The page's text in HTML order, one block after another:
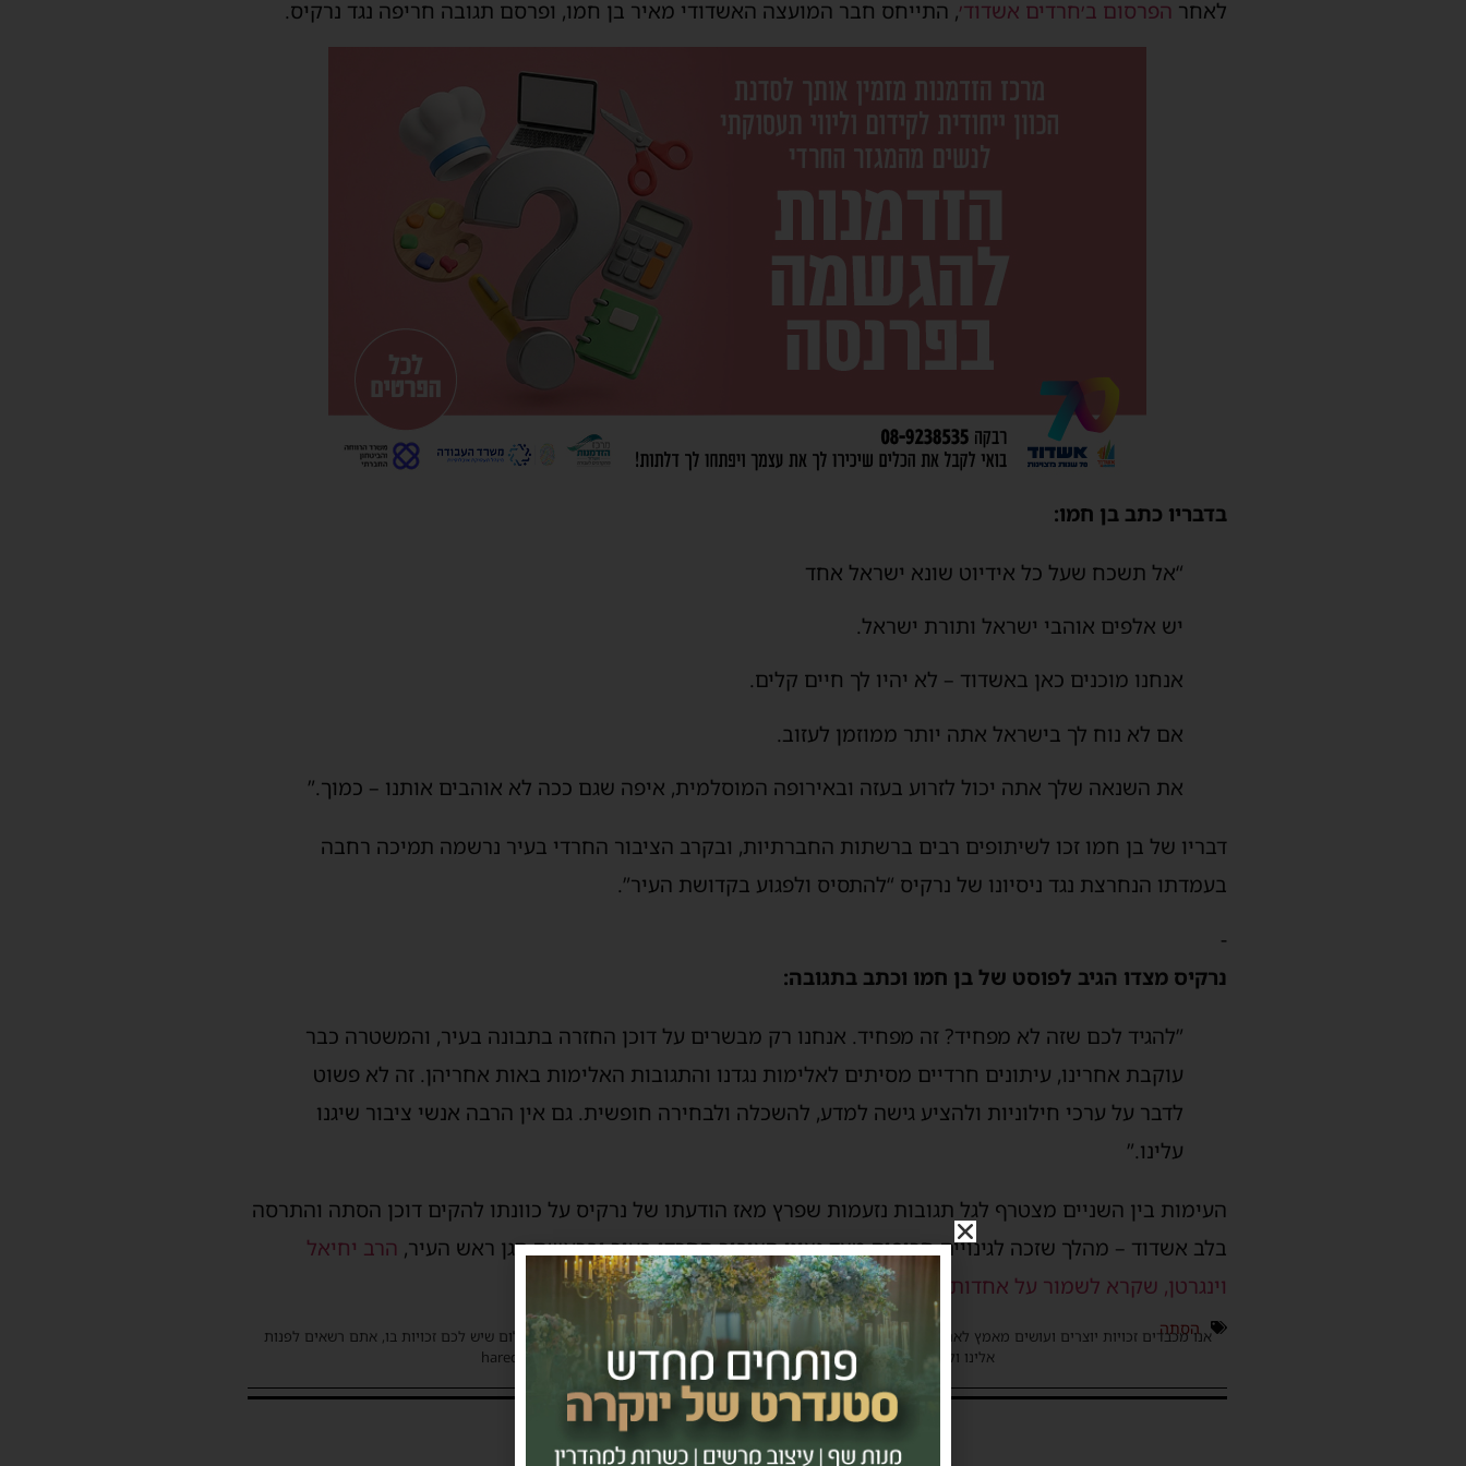
לאחר הפרסום ב׳חרדים אשדוד׳, התייחס חבר המועצה האשדודי מאיר בן חמו, ופרסם תגובה חריפה נגד נרקיס.
בדבריו כתב בן חמו:
“אל תשכח שעל כל אידיוט שונא ישראל אחד
יש אלפים אוהבי ישראל ותורת ישראל.
אנחנו מוכנים כאן באשדוד – לא יהיו לך חיים קלים.
אם לא נוח לך בישראל אתה יותר ממוזמן לעזוב.
את השנאה שלך אתה יכול לזרוע בעזה ובאירופה המוסלמית, איפה שגם ככה לא אוהבים אותנו – כמוך.”
דבריו של בן חמו זכו לשיתופים רבים ברשתות החברתיות, ובקרב הציבור החרדי בעיר נרשמה תמיכה רחבה
בעמדתו הנחרצת נגד ניסיונו של נרקיס “להתסיס ולפגוע בקדושת העיר”.
-
נרקיס מצדו הגיב לפוסט של בן חמו וכתב בתגובה:
‏”להגיד לכם שזה לא מפחיד? זה מפחיד. אנחנו רק מבשרים על דוכן החזרה בתבונה בעיר, והמשטרה כבר
עוקבת אחרינו, עיתונים חרדיים מסיתים לאלימות נגדנו והתגובות האלימות באות אחריהן. ‏זה לא פשוט
לדבר על ערכי חילוניות ולהציע גישה למדע, להשכלה ולבחירה חופשית. גם אין הרבה אנשי ציבור שיגנו
עלינו.”
העימות בין השניים מצטרף לגל תגובות נזעמות שפרץ מאז הודעתו של נרקיס על כוונתו להקים דוכן הסתה והתרסה
בלב אשדוד – מהלך שזכה לגינויים חריפים מצד נציגי הציבור החרדי בעיר ובראשם סגן ראש העיר, הרב יחיאל
וינגרטן, שקרא לשמור על אחדות הציבור ולהתעלם ממחרחרי הריב מבחוץ.
הסתה
אנו מכבדים זכויות יוצרים ועושים מאמץ לאתר את בעלי הזכויות בצילומים המגיעים לידינו. אם זיהיתים בפרסומינו צילום שיש לכם זכויות בו, אתם רשאים לפנות
אלינו ולבקש לחדול מהשימוש באמצעות כתובת המייל: haredim.ashdod@gmail.com
1 תגובות